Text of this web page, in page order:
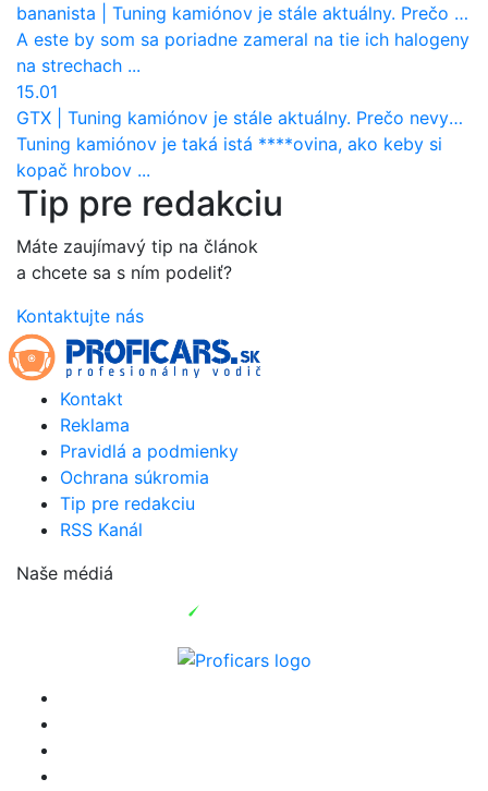
bananista
Tuning kamiónov je stále aktuálny. Prečo nevyhynul ako pri osobákoch?
A este by som sa poriadne zameral na tie ich halogeny
na strechach ...
15.01
GTX
Tuning kamiónov je stále aktuálny. Prečo nevyhynul ako pri osobákoch?
Tuning kamiónov je taká istá ****ovina, ako keby si
kopač hrobov ...
Tip pre redakciu
Máte zaujímavý tip na článok
a chcete sa s ním podeliť?
Kontaktujte nás
Kontakt
Reklama
Pravidlá a podmienky
Ochrana súkromia
Tip pre redakciu
RSS Kanál
Naše médiá